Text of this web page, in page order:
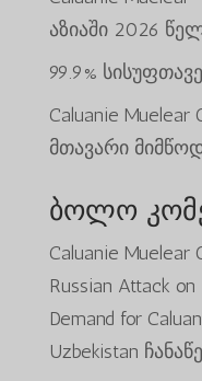
აზიაში 2026
99.9% სისუფთავე
Caluanie
მთავარი
ბოლო
Caluanie Muelear
Russian Attack
Demand for
Uzbekistan